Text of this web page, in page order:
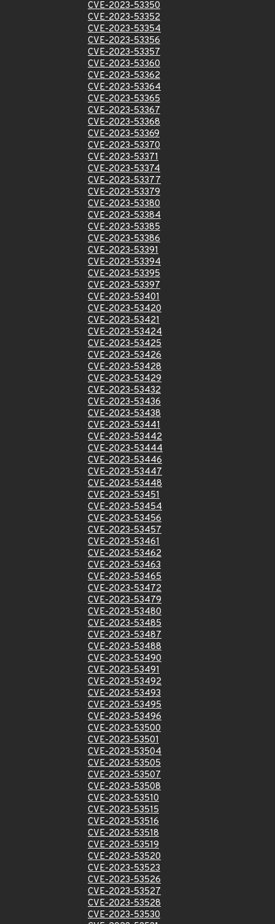
CVE-2023-53350
CVE-2023-53352
CVE-2023-53354
CVE-2023-53356
CVE-2023-53357
CVE-2023-53360
CVE-2023-53362
CVE-2023-53364
CVE-2023-53365
CVE-2023-53367
CVE-2023-53368
CVE-2023-53369
CVE-2023-53370
CVE-2023-53371
CVE-2023-53374
CVE-2023-53377
CVE-2023-53379
CVE-2023-53380
CVE-2023-53384
CVE-2023-53385
CVE-2023-53386
CVE-2023-53391
CVE-2023-53394
CVE-2023-53395
CVE-2023-53397
CVE-2023-53401
CVE-2023-53420
CVE-2023-53421
CVE-2023-53424
CVE-2023-53425
CVE-2023-53426
CVE-2023-53428
CVE-2023-53429
CVE-2023-53432
CVE-2023-53436
CVE-2023-53438
CVE-2023-53441
CVE-2023-53442
CVE-2023-53444
CVE-2023-53446
CVE-2023-53447
CVE-2023-53448
CVE-2023-53451
CVE-2023-53454
CVE-2023-53456
CVE-2023-53457
CVE-2023-53461
CVE-2023-53462
CVE-2023-53463
CVE-2023-53465
CVE-2023-53472
CVE-2023-53479
CVE-2023-53480
CVE-2023-53485
CVE-2023-53487
CVE-2023-53488
CVE-2023-53490
CVE-2023-53491
CVE-2023-53492
CVE-2023-53493
CVE-2023-53495
CVE-2023-53496
CVE-2023-53500
CVE-2023-53501
CVE-2023-53504
CVE-2023-53505
CVE-2023-53507
CVE-2023-53508
CVE-2023-53510
CVE-2023-53515
CVE-2023-53516
CVE-2023-53518
CVE-2023-53519
CVE-2023-53520
CVE-2023-53523
CVE-2023-53526
CVE-2023-53527
CVE-2023-53528
CVE-2023-53530